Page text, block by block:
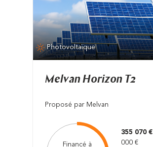
Photovoltaïque
Melvan Horizon T2
Proposé par Melvan
Financé à
355 070 €
000 €